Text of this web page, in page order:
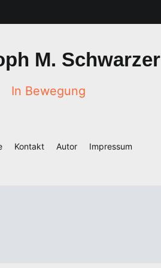
M. Schwarzer
In Bewegung
Kontakt Autor Impressum